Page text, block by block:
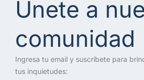
Únete a
comunidad
Ingresa tu email y suscríbete para
tus inquietudes: